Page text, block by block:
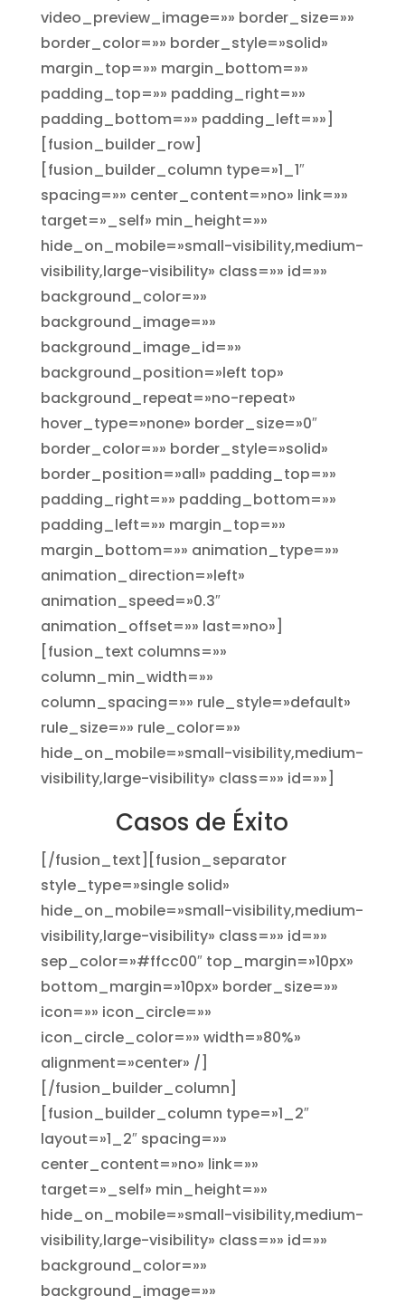
video_preview_image=»» border_size=»»
border_color=»» border_style=»solid»
margin_top=»» margin_bottom=»»
padding_top=»» padding_right=»»
padding_bottom=»» padding_left=»»]
[fusion_builder_row]
[fusion_builder_column type=»1_1″
spacing=»» center_content=»no» link=»»
target=»_self» min_height=»»
hide_on_mobile=»small-visibility,medium-
visibility,large-visibility» class=»» id=»»
background_color=»»
background_image=»»
background_image_id=»»
background_position=»left top»
background_repeat=»no-repeat»
hover_type=»none» border_size=»0″
border_color=»» border_style=»solid»
border_position=»all» padding_top=»»
padding_right=»» padding_bottom=»»
padding_left=»» margin_top=»»
margin_bottom=»» animation_type=»»
animation_direction=»left»
animation_speed=»0.3″
animation_offset=»» last=»no»]
[fusion_text columns=»»
column_min_width=»»
column_spacing=»» rule_style=»default»
rule_size=»» rule_color=»»
hide_on_mobile=»small-visibility,medium-
visibility,large-visibility» class=»» id=»»]
Casos de Éxito
[/fusion_text][fusion_separator
style_type=»single solid»
hide_on_mobile=»small-visibility,medium-
visibility,large-visibility» class=»» id=»»
sep_color=»#ffcc00″ top_margin=»10px»
bottom_margin=»10px» border_size=»»
icon=»» icon_circle=»»
icon_circle_color=»» width=»80%»
alignment=»center» /]
[/fusion_builder_column]
[fusion_builder_column type=»1_2″
layout=»1_2″ spacing=»»
center_content=»no» link=»»
target=»_self» min_height=»»
hide_on_mobile=»small-visibility,medium-
visibility,large-visibility» class=»» id=»»
background_color=»»
background_image=»»